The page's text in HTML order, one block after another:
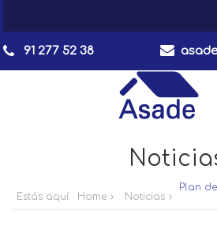
91 277 52 38
Estás aquí: Home Noticias